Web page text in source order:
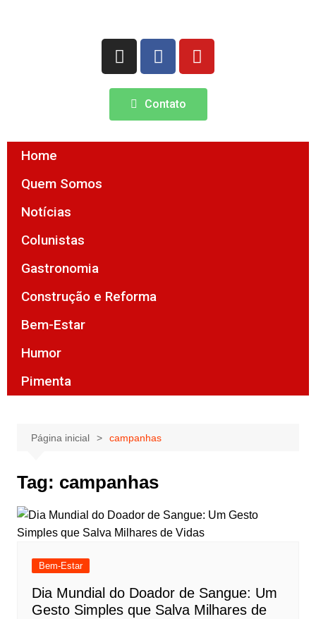
Contato
Home
Quem Somos
Notícias
Colunistas
Gastronomia
Construção e Reforma
Bem-Estar
Humor
Pimenta
Página inicial campanhas
Tag: campanhas
Bem-Estar
Dia Mundial do Doador de Sangue: Um
Gesto Simples que Salva Milhares de